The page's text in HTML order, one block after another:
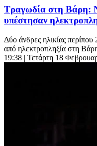
Τραγωδία στη Βάρη:
υπέστησαν
Δύο άνδρες ηλικίας
από ηλεκτροπληξία στη
19:38 | Τετάρτη 18